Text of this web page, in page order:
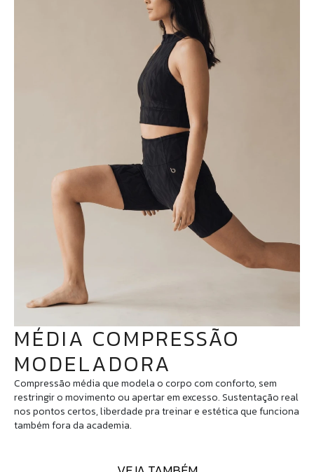
MÉDIA COMPRESSÃO
MODELADORA
Compressão média que modela o corpo com conforto, sem
restringir o movimento ou apertar em excesso. Sustentação real
nos pontos certos, liberdade pra treinar e estética que funciona
também fora da academia.